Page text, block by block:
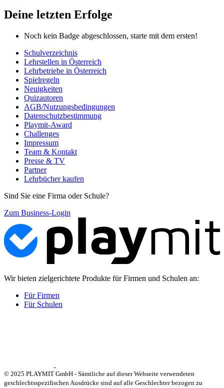
Deine letzten Erfolge
Noch kein Badge abgeschlossen, starte mit dem ersten!
Schulverzeichnis
Lehrstellen in Österreich
Lehrbetriebe in Österreich
Spielregeln
Neuigkeiten
Quizautoren
AGB/Nutzungsbedingungen
Datenschutzbestimmung
Playmit-Award
Challenges
Impressum
Team & Kontakt
Presse & TV
Partner
Lehrbücher kaufen
Sind Sie eine Firma oder Schule?
Zum Business-Login
Wir bieten zielgerichtete Produkte für Firmen und Schulen an:
Für Firmen
Für Schulen
© 2025 PLAYMIT GmbH - Sämtliche auf dieser Webseite verwendeten
geschlechtsspezifischen Ausdrücke sind auf alle Geschlechter bezogen zu